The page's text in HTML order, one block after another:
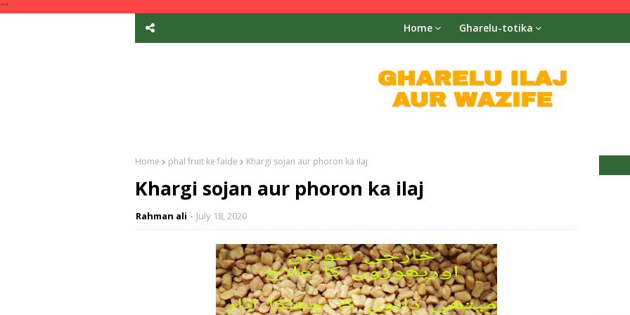
""
Home
Gharelu-totika
Home phal fruit ke faide Khargi sojan aur phoron ka ilaj
Khargi sojan aur phoron ka ilaj
Rahman ali July 18, 2020